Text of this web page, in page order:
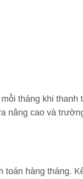
tháng khi thanh
nâng cao và
hàng tháng.